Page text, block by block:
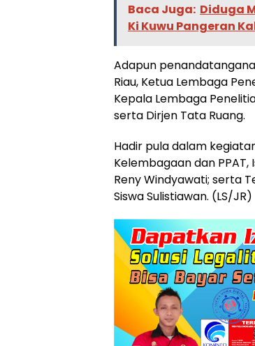
Baca Juga: Diduga
Ki Kuwu Pangeran
Adapun
Riau, Ketua Lembaga
Kepala Lembaga
serta Dirjen Tata Ruang.
Hadir pula dalam
Kelembagaan dan
Reny Windyawati; serta
Siswa Sulistiawan. (LS/JR)